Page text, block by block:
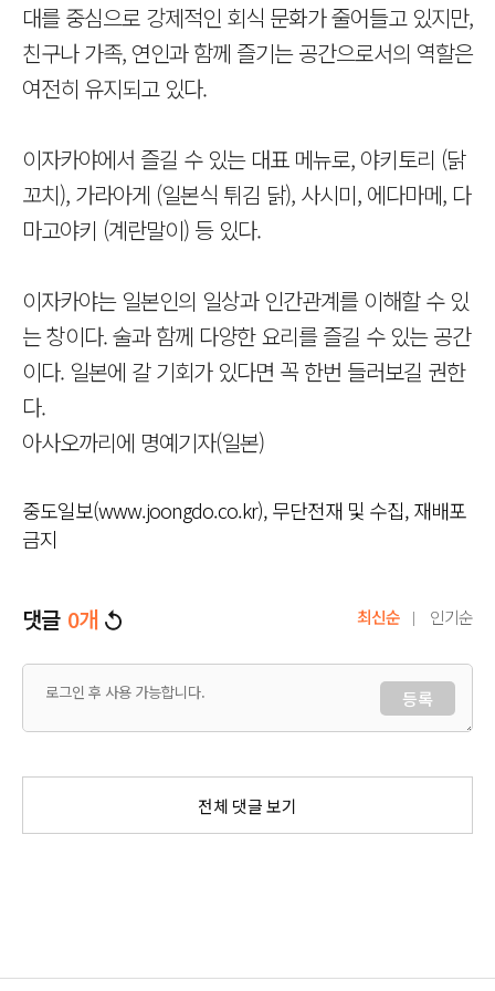
대를 중심으로 강제적인 회식 문화가 줄어들고 있지만,
친구나 가족, 연인과 함께 즐기는 공간으로서의 역할은
여전히 유지되고 있다.
이자카야에서 즐길 수 있는 대표 메뉴로, 야키토리 (닭
꼬치), 가라아게 (일본식 튀김 닭), 사시미, 에다마메, 다
마고야키 (계란말이) 등 있다.
이자카야는 일본인의 일상과 인간관계를 이해할 수 있
는 창이다. 술과 함께 다양한 요리를 즐길 수 있는 공간
이다. 일본에 갈 기회가 있다면 꼭 한번 들러보길 권한
다.
아사오까리에 명예기자(일본)
중도일보(www.joongdo.co.kr), 무단전재 및 수집, 재배포
금지
댓글 0개 최신순 인기순
등록
전체 댓글 보기